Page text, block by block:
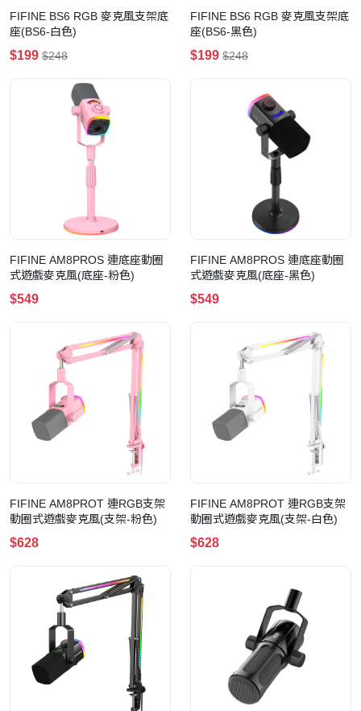
FIFINE BS6 RGB 麥克風支架底
座(BS6-白色)
$199 $248
FIFINE BS6 RGB 麥克風支架底
座(BS6-黑色)
$199 $248
FIFINE AM8PROS 連底座動圈
式遊戲麥克風(底座-粉色)
$549
FIFINE AM8PROS 連底座動圈
式遊戲麥克風(底座-黑色)
$549
FIFINE AM8PROT 連RGB支架
動圈式遊戲麥克風(支架-粉色)
$628
FIFINE AM8PROT 連RGB支架
動圈式遊戲麥克風(支架-白色)
$628